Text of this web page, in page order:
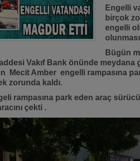
Engelli
birçok
engelli
Bügün
Vakıf Bank önünde meydana
Mecit Amber engelli rampasına
zorunda kaldı.
rampasına park eden araç
çekti .